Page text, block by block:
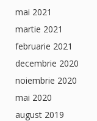
mai 2021
martie 2021
februarie 2021
decembrie 2020
noiembrie 2020
mai 2020
august 2019